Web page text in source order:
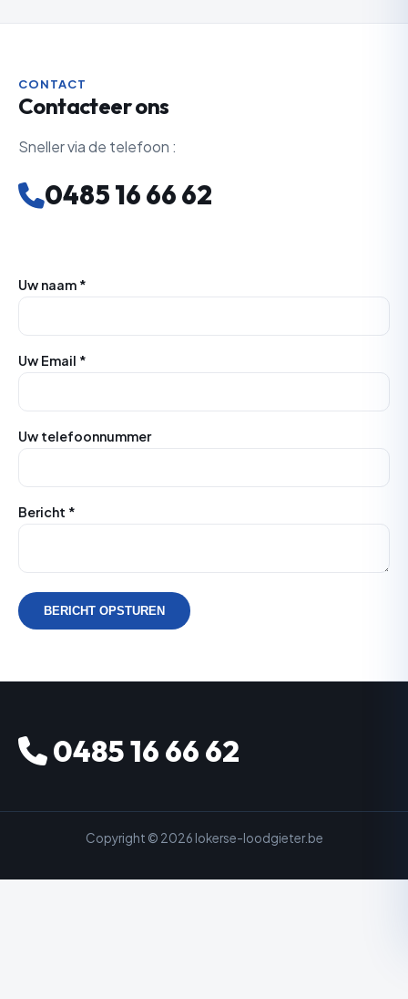
CONTACT
Contacteer ons
Sneller via de telefoon :
0485 16 66 62
Uw naam *
Uw Email *
Uw telefoonnummer
Bericht *
BERICHT OPSTUREN
0485 16 66 62
Copyright © 2026 lokerse-loodgieter.be